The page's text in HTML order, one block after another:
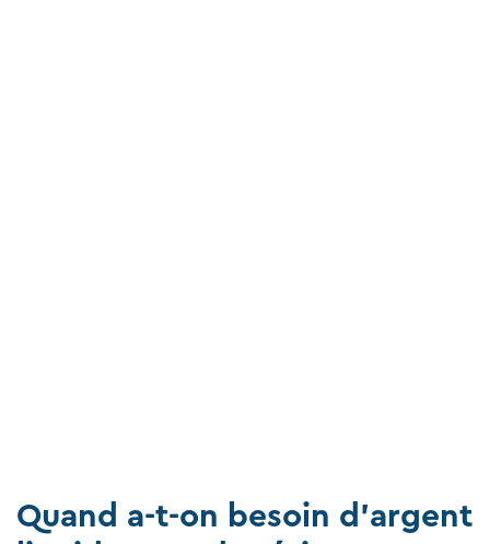
Quand a-t-on besoin d'argent